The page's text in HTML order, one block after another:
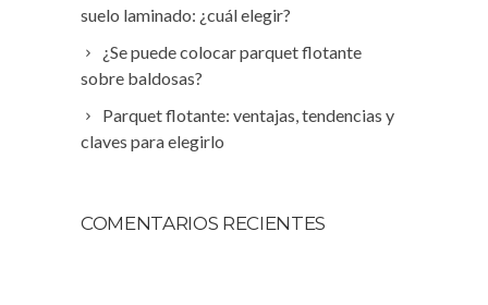
suelo laminado: ¿cuál elegir?
¿Se puede colocar parquet flotante
sobre baldosas?
Parquet flotante: ventajas, tendencias y
claves para elegirlo
COMENTARIOS RECIENTES